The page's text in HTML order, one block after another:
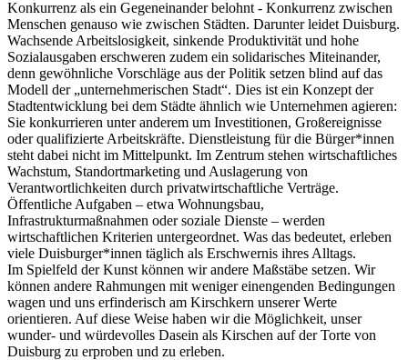
Konkurrenz als ein Gegeneinander belohnt - Konkurrenz zwischen
Menschen genauso wie zwischen Städten. Darunter leidet Duisburg.
Wachsende Arbeitslosigkeit, sinkende Produktivität und hohe
Sozialausgaben erschweren zudem ein solidarisches Miteinander,
denn gewöhnliche Vorschläge aus der Politik setzen blind auf das
Modell der „unternehmerischen Stadt“. Dies ist ein Konzept der
Stadtentwicklung bei dem Städte ähnlich wie Unternehmen agieren:
Sie konkurrieren unter anderem um Investitionen, Großereignisse
oder qualifizierte Arbeitskräfte. Dienstleistung für die Bürger*innen
steht dabei nicht im Mittelpunkt. Im Zentrum stehen wirtschaftliches
Wachstum, Standortmarketing und Auslagerung von
Verantwortlichkeiten durch privatwirtschaftliche Verträge.
Öffentliche Aufgaben – etwa Wohnungsbau,
Infrastrukturmaßnahmen oder soziale Dienste – werden
wirtschaftlichen Kriterien untergeordnet. Was das bedeutet, erleben
viele Duisburger*innen täglich als Erschwernis ihres Alltags.
Im Spielfeld der Kunst können wir andere Maßstäbe setzen. Wir
können andere Rahmungen mit weniger einengenden Bedingungen
wagen und uns erfinderisch am Kirschkern unserer Werte
orientieren. Auf diese Weise haben wir die Möglichkeit, unser
wunder- und würdevolles Dasein als Kirschen auf der Torte von
Duisburg zu erproben und zu erleben.